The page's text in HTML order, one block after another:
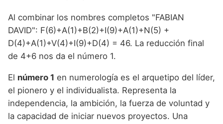
Al combinar los nombres completos "FABIAN
DAVID": F(6)+A(1)+B(2)+I(9)+A(1)+N(5) +
D(4)+A(1)+V(4)+I(9)+D(4) = 46. La reducción final
de 4+6 nos da el número 1.
El número 1 en numerología es el arquetipo del líder,
el pionero y el individualista. Representa la
independencia, la ambición, la fuerza de voluntad y
la capacidad de iniciar nuevos proyectos. Una